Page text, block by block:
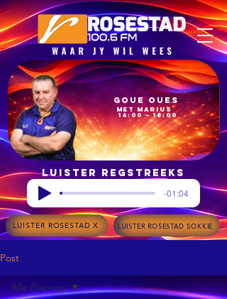
14:00 – 18:00
met Marius
Goue Oues
Luister regstreeks
-01:04
LUISTER ROSESTAD X LUISTER ROSESTAD SOKKIE
Post
Alle Plasings